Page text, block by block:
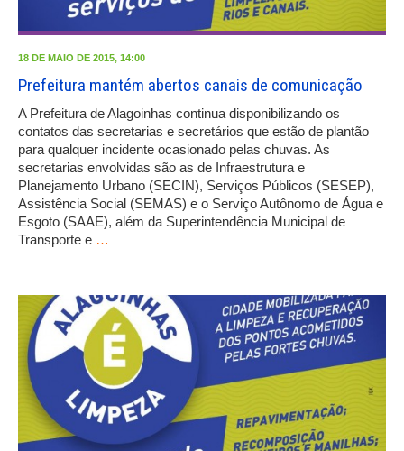
18 DE MAIO DE 2015, 14:00
Prefeitura mantém abertos canais de comunicação
A Prefeitura de Alagoinhas continua disponibilizando os
contatos das secretarias e secretários que estão de plantão
para qualquer incidente ocasionado pelas chuvas. As
secretarias envolvidas são as de Infraestrutura e
Planejamento Urbano (SECIN), Serviços Públicos (SESEP),
Assistência Social (SEMAS) e o Serviço Autônomo de Água e
Esgoto (SAAE), além da Superintendência Municipal de
Transporte e …